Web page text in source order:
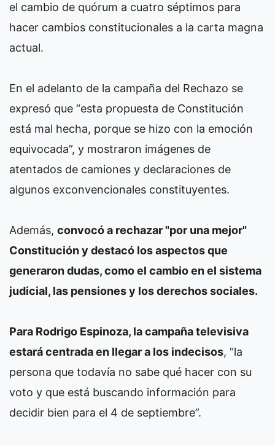
el cambio de quórum a cuatro séptimos para
hacer cambios constitucionales a la carta magna
actual.
En el adelanto de la campaña del Rechazo se
expresó que “esta propuesta de Constitución
está mal hecha, porque se hizo con la emoción
equivocada”, y mostraron imágenes de
atentados de camiones y declaraciones de
algunos exconvencionales constituyentes.
Además, convocó a rechazar "por una mejor"
Constitución y destacó los aspectos que
generaron dudas, como el cambio en el sistema
judicial, las pensiones y los derechos sociales.
Para Rodrigo Espinoza, la campaña televisiva
estará centrada en llegar a los indecisos, "la
persona que todavía no sabe qué hacer con su
voto y que está buscando información para
decidir bien para el 4 de septiembre”.